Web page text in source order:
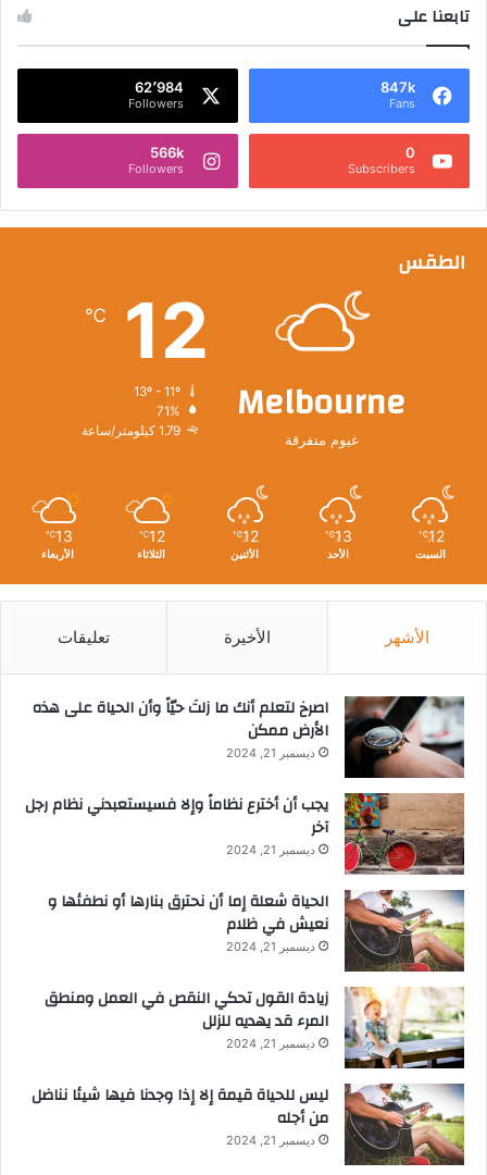
تابعنا على
847k
Fans
62٬984
Followers
0
Subscribers
566k
Followers
الطقس
Melbourne
غيوم متفرقة
12
℃
71%
1.79 كيلومتر/ساعة
12
℃
السبت
13
℃
الأحد
12
℃
الأثنين
12
℃
الثلاثاء
13
℃
الأربعاء
الأشهر الأخيرة تعليقات
‫اصرخ لتعلم أنك ما زلتَ حيّاً وأن الحياة على هذه
الأرض ممكن
ديسمبر 21, 2024
يجب أن أخترع نظاماً وإلا فسيستعبدني نظام رجل
آخر
ديسمبر 21, 2024
الحياة شعلة إما أن نحترق بنارها أو نطفئها و
نعيش في ظلام
ديسمبر 21, 2024
زيادة القول تحكي النقص في العمل ومنطق
المرء قد يهديه للزلل
ديسمبر 21, 2024
ليس للحياة قيمة إلا إذا وجدنا فيها شيئا نناضل
من أجله
ديسمبر 21, 2024